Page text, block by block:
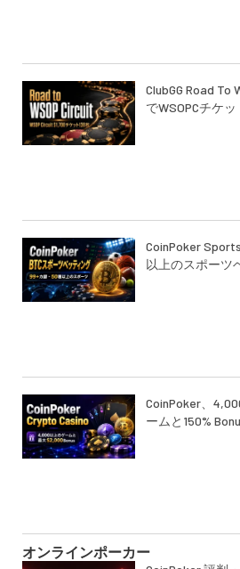
ClubGG Road To
でWSOPCチケ
CoinPoker
以上のスポーツ
CoinPoker、
ームと150%
オンラインポーカー